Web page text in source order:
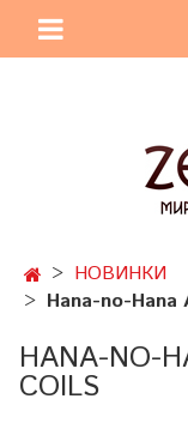
НОВИНКИ
Hana-no-
HANA-NO-
COILS